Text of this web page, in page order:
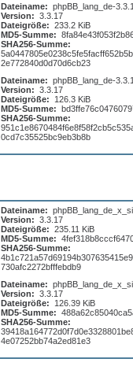
Dateiname: phpBB_lang_de-
Version: 3.3.17
Dateigröße: 233.2 KiB
MD5-Summe:
SHA256-Summe:
2e772840d0d70d6cb23
Dateiname: phpBB_lang_de-
Version: 3.3.17
Dateigröße:
126.3 KiB
MD5-Summe:
SHA256-Summe:
0cd7c35525bc9eb3b8b
Dateiname:
Version: 3.3.17
Dateigröße: 235.11 KiB
MD5-Summe:
SHA256-Summe:
730afc2272bfffebdb9
Dateiname:
Version: 3.3.17
Dateigröße:
126.39 KiB
MD5-Summe:
SHA256-Summe:
4e07252bb74a2ed81e3